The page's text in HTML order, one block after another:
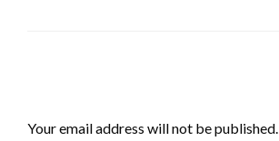
Your email address will not be published.